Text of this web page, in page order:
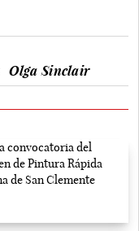
Olga Sinclair